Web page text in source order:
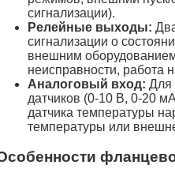
сигнализации).
Релейные выходы:
сигнализации о
внешним
неисправности, работа
Аналоговый вход: Для
датчиков (0-10 В, 0-20
датчика температуры
температуры или